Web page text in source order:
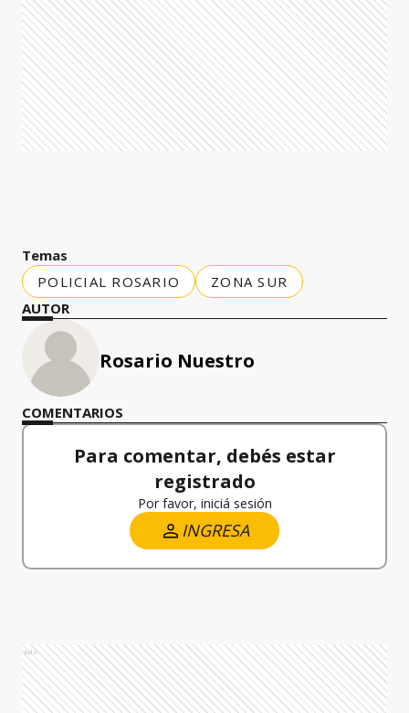
Temas
POLICIAL ROSARIO
ZONA SUR
AUTOR
Rosario Nuestro
COMENTARIOS
Para comentar, debés estar
registrado
Por favor, iniciá sesión
INGRESA
Ads